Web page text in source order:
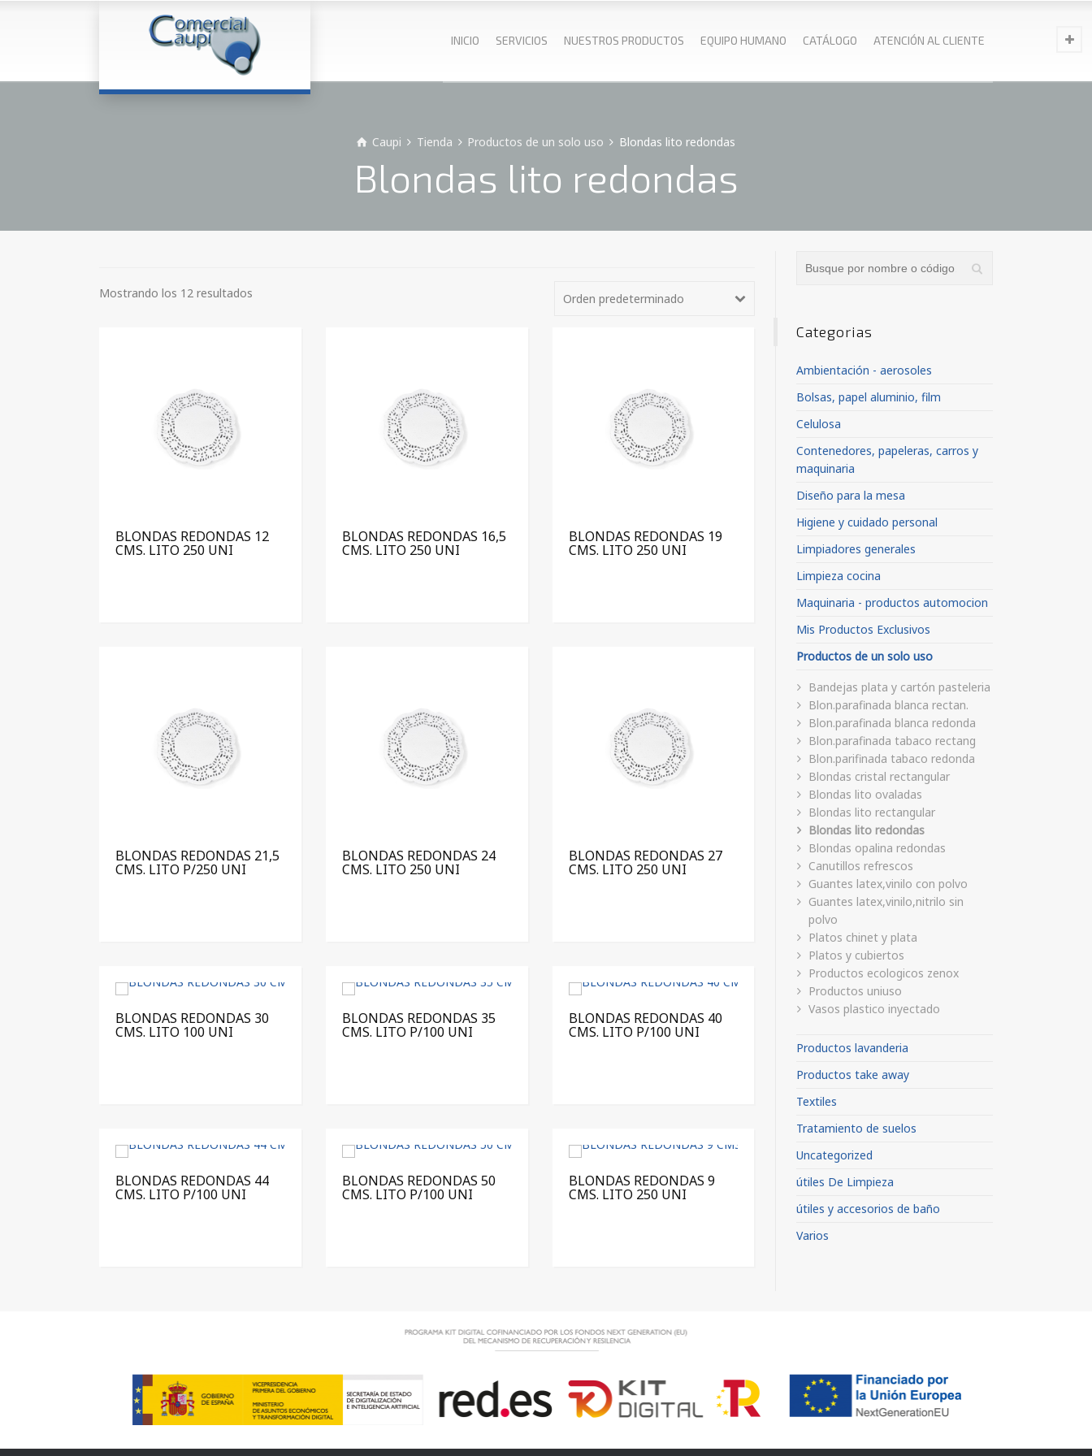
INICIO SERVICIOS NUESTROS PRODUCTOS EQUIPO HUMANO CATÁLOGO ATENCIÓN AL CLIENTE
Caupi Tienda Productos de un solo uso Blondas lito redondas
Blondas lito redondas
Mostrando los 12 resultados Orden predeterminado
BLONDAS REDONDAS 12
CMS. LITO 250 UNI
BLONDAS REDONDAS 16,5
CMS. LITO 250 UNI
BLONDAS REDONDAS 19
CMS. LITO 250 UNI
BLONDAS REDONDAS 21,5
CMS. LITO P/250 UNI
BLONDAS REDONDAS 24
CMS. LITO 250 UNI
BLONDAS REDONDAS 27
CMS. LITO 250 UNI
BLONDAS REDONDAS 30
CMS. LITO 100 UNI
BLONDAS REDONDAS 35
CMS. LITO P/100 UNI
BLONDAS REDONDAS 40
CMS. LITO P/100 UNI
BLONDAS REDONDAS 44
CMS. LITO P/100 UNI
BLONDAS REDONDAS 50
CMS. LITO P/100 UNI
BLONDAS REDONDAS 9
CMS. LITO 250 UNI
Categorias
Ambientación - aerosoles
Bolsas, papel aluminio, film
Celulosa
Contenedores, papeleras, carros y
maquinaria
Diseño para la mesa
Higiene y cuidado personal
Limpiadores generales
Limpieza cocina
Maquinaria - productos automocion
Mis Productos Exclusivos
Productos de un solo uso
Bandejas plata y cartón pasteleria
Blon.parafinada blanca rectan.
Blon.parafinada blanca redonda
Blon.parafinada tabaco rectang
Blon.parifinada tabaco redonda
Blondas cristal rectangular
Blondas lito ovaladas
Blondas lito rectangular
Blondas lito redondas
Blondas opalina redondas
Canutillos refrescos
Guantes latex,vinilo con polvo
Guantes latex,vinilo,nitrilo sin
polvo
Platos chinet y plata
Platos y cubiertos
Productos ecologicos zenox
Productos uniuso
Vasos plastico inyectado
Productos lavanderia
Productos take away
Textiles
Tratamiento de suelos
Uncategorized
útiles De Limpieza
útiles y accesorios de baño
Varios